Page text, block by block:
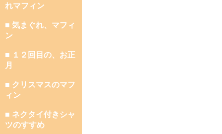
れマフィン
■ 気まぐれ、マフィ
ン
■ １２回目の、お正
月
■ クリスマスのマフ
ィン
■ ネクタイ付きシャ
ツのすすめ